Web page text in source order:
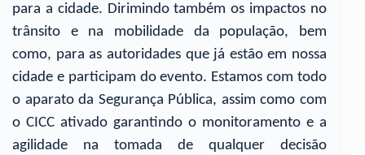
para a cidade. Dirimindo também os impactos no
trânsito e na mobilidade da população, bem
como, para as autoridades que já estão em nossa
cidade e participam do evento. Estamos com todo
o aparato da Segurança Pública, assim como com
o CICC ativado garantindo o monitoramento e a
agilidade na tomada de qualquer decisão